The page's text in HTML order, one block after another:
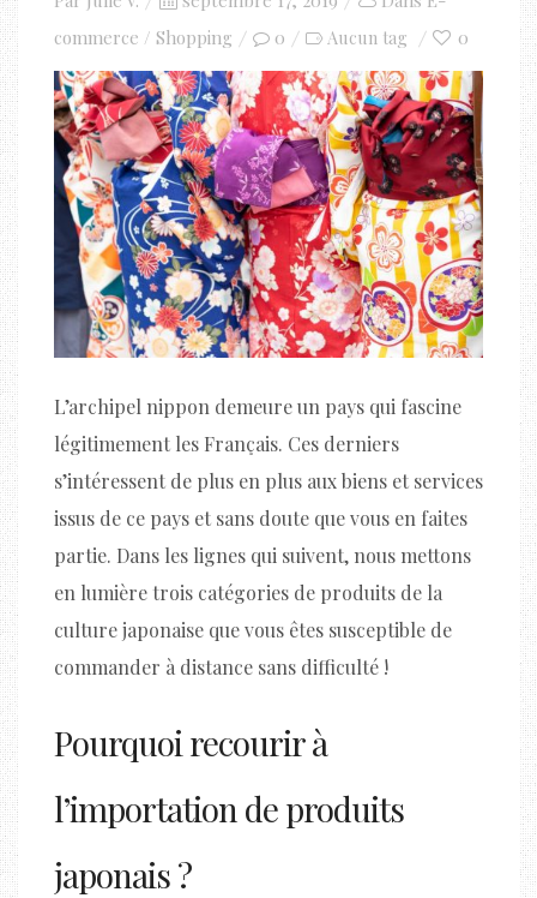
on
commerce / Shopping
0 Aucun tag 0
L’archipel nippon demeure un pays qui fascine
légitimement les Français. Ces derniers
s’intéressent de plus en plus aux biens et services
issus de ce pays et sans doute que vous en faites
partie. Dans les lignes qui suivent, nous mettons
en lumière trois catégories de produits de la
culture japonaise que vous êtes susceptible de
commander à distance sans difficulté !
Pourquoi recourir à
l’importation de produits
japonais ?